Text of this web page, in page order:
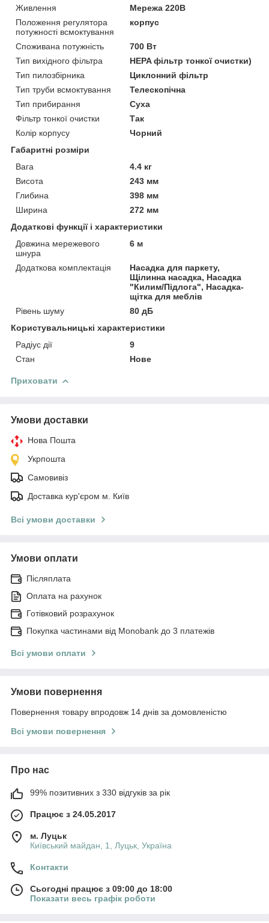
Живлення
Мережа 220В
Положення регулятора
потужності всмоктування
корпус
Споживана потужність
700 Вт
Тип вихідного фільтра
HEPA фільтр тонкої очистки)
Тип пилозбірника
Циклонний фільтр
Тип труби всмоктування
Телескопічна
Тип прибирання
Суха
Фільтр тонкої очистки
Так
Колір корпусу
Чорний
Габаритні розміри
Вага
4.4 кг
Висота
243 мм
Глибина
398 мм
Ширина
272 мм
Додаткові функції і характеристики
Довжина мережевого
шнура
6 м
Додаткова комплектація
Насадка для паркету,
Щілинна насадка, Насадка
"Килим/Підлога", Насадка-
щітка для меблів
Рівень шуму
80 дБ
Користувальницькі характеристики
Радіус дії
9
Стан
Нове
Приховати
Умови доставки
Нова Пошта
Укрпошта
Самовивіз
Доставка кур'єром м. Київ
Всі умови доставки
Умови оплати
Післяплата
Оплата на рахунок
Готівковий розрахунок
Покупка частинами від Monobank до 3 платежів
Всі умови оплати
Умови повернення
Повернення товару впродовж 14 днів за домовленістю
Всі умови повернення
Про нас
99% позитивних з 330 відгуків за рік
Працює з 24.05.2017
м. Луцьк
Київський майдан, 1, Луцьк, Україна
Контакти
Сьогодні працює з 09:00 до 18:00
Показати весь графік роботи